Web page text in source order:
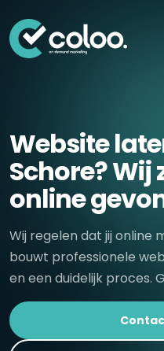
Website
Schore?
online
Wij regelen dat jij online
bouwt professionele
en een duidelijk proces.